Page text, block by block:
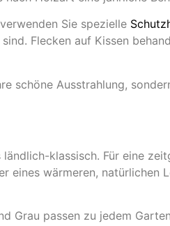
Sie spezielle
Flecken auf Kissen
schöne Ausstrahlung,
klassisch. Für eine
eines wärmeren,
Grau passen zu jedem